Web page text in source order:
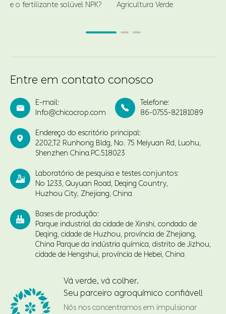
e o fertilizante solúvel NPK?
Agricultura Verde
Entre em contato conosco

E-mail:
Info@chicocrop.com

Telefone:
86-0755-82181089

Endereço do escritório principal:
2202,T2 Runhong Bldg, No. 75 Meiyuan Rd, Luohu,
Shenzhen China.PC.518023

Laboratório de pesquisa e testes conjuntos:
No 1233, Quyuan Road, Deqing Country,
Huzhou City, Zhejiang, China

Bases de produção:
Parque industrial da cidade de Xinshi, condado de
Deqing, cidade de Huzhou, província de Zhejiang,
China Parque da indústria química, distrito de Jizhou,
cidade de Hengshui, província de Hebei, China
Vá verde, vá colher.
Seu parceiro agroquímico confiável!
Nós nos concentramos em impulsionar